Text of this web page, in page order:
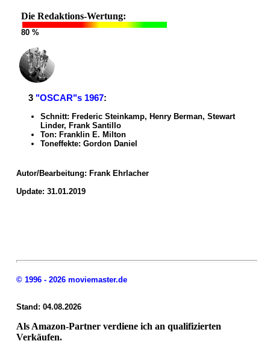
Die Redaktions-Wertung:
80 %
3 "OSCAR"s 1967:
Schnitt: Frederic Steinkamp, Henry Berman, Stewart
Linder, Frank Santillo
Ton: Franklin E. Milton
Toneffekte: Gordon Daniel
Autor/Bearbeitung: Frank Ehrlacher
Update: 31.01.2019
© 1996 - 2026 moviemaster.de
Stand: 04.08.2026
Als Amazon-Partner verdiene ich an qualifizierten
Verkäufen.